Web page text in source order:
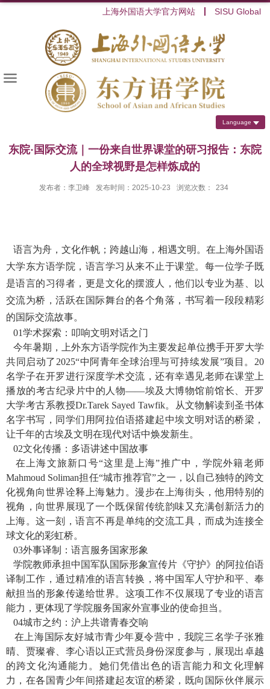
上海外国语大学官方网站 SISU Global
Language
东院·国际交流｜一份来自世界课堂的研习报告：东院
人的全球视野是怎样炼成的
发布者：李卫峰 发布时间：2025-10-23 浏览次数： 234
语言为舟，文化作帆；跨越山海，相遇文明。在上海外国语
大学东方语学院，语言学习从来不止于课堂。每一位学子既
是语言的习得者，更是文化的摆渡人，他们以专业为基、以
交流为桥，活跃在国际舞台的各个角落，书写着一段段精彩
的国际交流故事。
01学术探索：叩响文明对话之门
今年暑期，上外东方语学院作为主要发起单位携手开罗大学
共同启动了 2025“中阿青年全球治理与可持续发展”项目。 20
名学子在开罗进行深度学术交流，还有幸遇见老师在课堂上
播放的考古纪录片中的人物——埃及大博物馆前馆长、开罗
大学考古系教授Dr.Tarek Sayed Tawfik。从文物解读到圣书体
名字书写，同学们用阿拉伯语搭建起中埃文明对话的桥梁，
让千年的古埃及文明在现代对话中焕发新生。
02文化传播：多语讲述中国故事
在上海文旅新口号“这里是上海”推广中，学院外籍老师
Mahmoud Soliman担任“城市推荐官”之一，以自己独特的跨文
化视角向世界诠释上海魅力。漫步在上海街头，他用特别的
视角，向世界展现了一个既保留传统韵味又充满创新活力的
上海。这一刻，语言不再是单纯的交流工具，而成为连接全
球文化的彩虹桥。
03外事译制：语言服务国家形象
学院教师承担中国军队国际形象宣传片《守护》的阿拉伯语
译制工作，通过精准的语言转换，将中国军人守护和平、奉
献担当的形象传递给世界。这项工作不仅展现了专业的语言
能力，更体现了学院服务国家外宣事业的使命担当。
04城市之约：沪上共谱青春交响
在上海国际友好城市青少年夏令营中，我院三名学子张雅
晴、贾璨睿、李心语以正式营员身份深度参与，展现出卓越
的跨文化沟通能力。她们凭借出色的语言能力和文化理解
力，在各国青少年间搭建起友谊的桥梁，既向国际伙伴展示